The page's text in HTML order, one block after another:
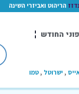
הריהוט ואביזרי השינה
החודש
, ישרוטל ,טמו